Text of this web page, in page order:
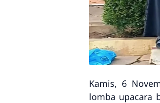
Kamis, 6
lomba upacara